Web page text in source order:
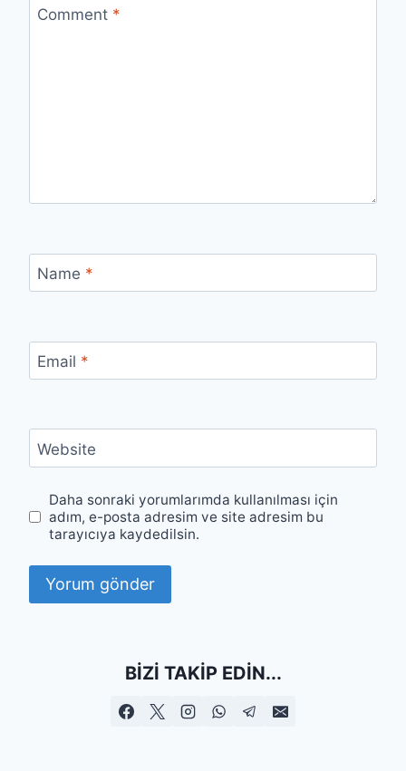
Comment *
Name *
Email *
Website
Daha sonraki yorumlarımda kullanılması için
adım, e-posta adresim ve site adresim bu
tarayıcıya kaydedilsin.
BIZI TAKIP EDIN...